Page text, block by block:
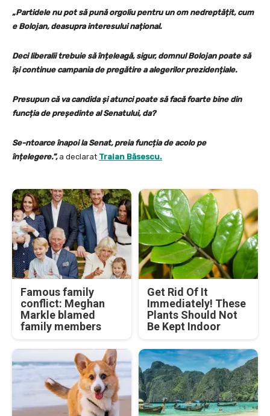
„Partidele nu pot să pună orgoliu pentru un om nedreptățit, cum
e Bolojan, deasupra interesului național.
Deci liberalii trebuie să înțeleagă, sigur, domnul Bolojan poate să
își continue campania de pregătire a alegerilor prezidențiale.
Presupun că va candida și atunci poate să facă foarte bine din
funcția de președinte al Senatului, da?
Se-ntoarce înapoi la Senat, preia funcția de acolo pe
înțelegere.”,a declarat Traian Băsescu.
Famous family
conflict: Meghan
Markle blamed
family members
Get Rid Of It
Immediately! These
Plants Should Not
Be Kept Indoor